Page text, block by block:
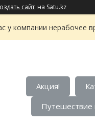
сайт на Satu.kz
у компании нерабочее
Акция!
Путешествие